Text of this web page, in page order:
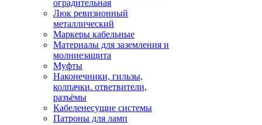
оградительная
Люк ревизионный
металлический
Маркеры кабельные
Материалы для заземления и
молниезащита
Муфты
Наконечники, гильзы,
колпачки. ответвители,
разъёмы
Кабеленесущие системы
Патроны для ламп